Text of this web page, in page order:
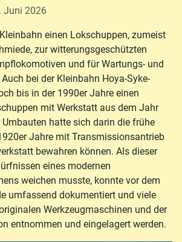
Juni 2026
einen Lokschuppen, zumeist
zur witterungsgeschützten
und für Wartungs- und
bei der Kleinbahn Hoya-Syke-
bis in der 1990er Jahre einen
mit Werkstatt aus dem Jahr
hatte sich darin die frühe
Jahre mit Transmissionsantrieb
bewahren können. Als dieser
eines modernen
weichen musste, konnte vor dem
umfassend dokumentiert und viele
Werkzeugmaschinen und der
entnommen und eingelagert werden.